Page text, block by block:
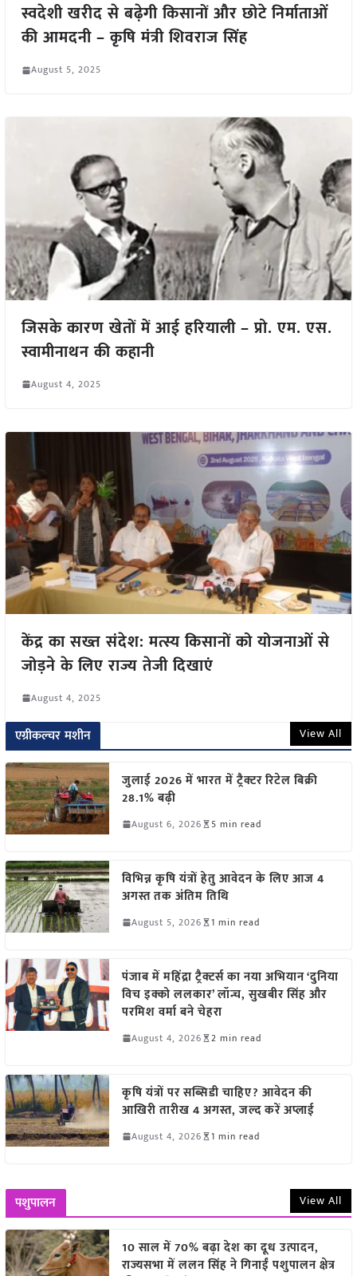
स्वदेशी खरीद से बढ़ेगी किसानों और छोटे निर्माताओं
की आमदनी – कृषि मंत्री शिवराज सिंह
August 5, 2025
जिसके कारण खेतों में आई हरियाली – प्रो. एम. एस.
स्वामीनाथन की कहानी
August 4, 2025
केंद्र का सख्त संदेश: मत्स्य किसानों को योजनाओं से
जोड़ने के लिए राज्य तेजी दिखाएं
August 4, 2025
एग्रीकल्चर मशीन View All
जुलाई 2026 में भारत में ट्रैक्टर रिटेल बिक्री
28.1% बढ़ी
August 6, 2026 5 min read
विभिन्न कृषि यंत्रों हेतु आवेदन के लिए आज 4
अगस्त तक अंतिम तिथि
August 5, 2026 1 min read
पंजाब में महिंद्रा ट्रैक्टर्स का नया अभियान ‘दुनिया
विच इक्को ललकार’ लॉन्च, सुखबीर सिंह और
परमिश वर्मा बने चेहरा
August 4, 2026 2 min read
कृषि यंत्रों पर सब्सिडी चाहिए? आवेदन की
आखिरी तारीख 4 अगस्त, जल्द करें अप्लाई
August 4, 2026 1 min read
पशुपालन View All
10 साल में 70% बढ़ा देश का दूध उत्पादन,
राज्यसभा में ललन सिंह ने गिनाईं पशुपालन क्षेत्र